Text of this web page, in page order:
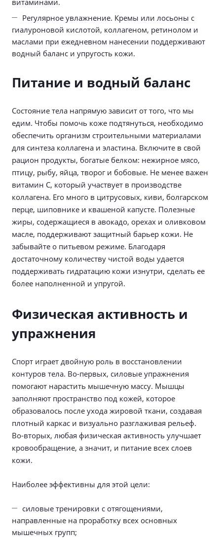
витаминами.
Регулярное увлажнение. Кремы или лосьоны с
гиалуроновой кислотой, коллагеном, ретинолом и
маслами при ежедневном нанесении поддерживают
водный баланс и упругость кожи.
Питание и водный баланс
Состояние тела напрямую зависит от того, что мы
едим. Чтобы помочь коже подтянуться, необходимо
обеспечить организм строительными материалами
для синтеза коллагена и эластина. Включите в свой
рацион продукты, богатые белком: нежирное мясо,
птицу, рыбу, яйца, творог и бобовые. Не менее важен
витамин С, который участвует в производстве
коллагена. Его много в цитрусовых, киви, болгарском
перце, шиповнике и квашеной капусте. Полезные
жиры, содержащиеся в авокадо, орехах и оливковом
масле, поддерживают защитный барьер кожи. Не
забывайте о питьевом режиме. Благодаря
достаточному количеству чистой воды удается
поддерживать гидратацию кожи изнутри, сделать ее
более наполненной и упругой.
Физическая активность и
упражнения
Спорт играет двойную роль в восстановлении
контуров тела. Во-первых, силовые упражнения
помогают нарастить мышечную массу. Мышцы
заполняют пространство под кожей, которое
образовалось после ухода жировой ткани, создавая
плотный каркас и визуально разглаживая рельеф.
Во-вторых, любая физическая активность улучшает
кровообращение, а значит, и питание всех слоев
кожи.
Наиболее эффективны для этой цели:
силовые тренировки с отягощениями,
направленные на проработку всех основных
мышечных групп;